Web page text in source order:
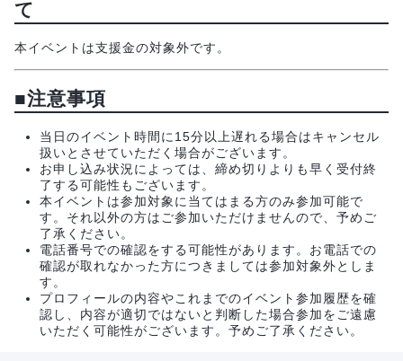
て
本イベントは支援金の対象外です。
■注意事項
当日のイベント時間に15分以上遅れる場合はキャンセル
扱いとさせていただく場合がございます。
お申し込み状況によっては、締め切りよりも早く受付終
了する可能性もございます。
本イベントは参加対象に当てはまる方のみ参加可能で
す。それ以外の方はご参加いただけませんので、予めご
了承ください。
電話番号での確認をする可能性があります。お電話での
確認が取れなかった方につきましては参加対象外としま
す。
プロフィールの内容やこれまでのイベント参加履歴を確
認し、内容が適切ではないと判断した場合参加をご遠慮
いただく可能性がございます。予めご了承ください。